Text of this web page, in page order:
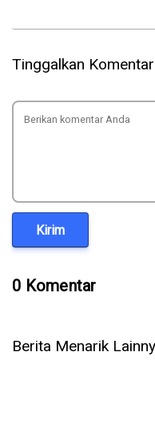
Tinggalkan Komentar
Kirim
0 Komentar
Berita Menarik